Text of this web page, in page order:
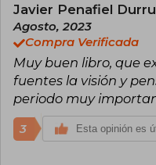
diversos
demócratas
Javier Penafiel
Agosto, 2023
Compra Verificada
Muy buen libro, que
fuentes la visión y
periodo muy
3 Esta opinión es